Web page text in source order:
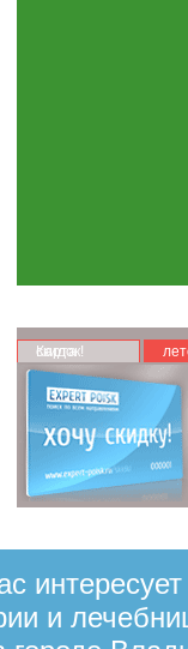
Карта скидок!
и